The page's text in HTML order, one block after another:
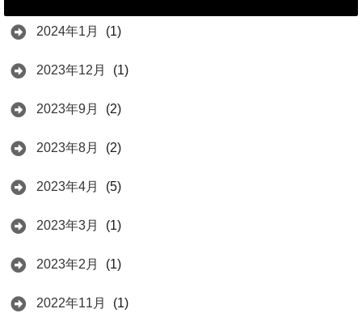
2024年1月 (1)
2023年12月 (1)
2023年9月 (2)
2023年8月 (2)
2023年4月 (5)
2023年3月 (1)
2023年2月 (1)
2022年11月 (1)